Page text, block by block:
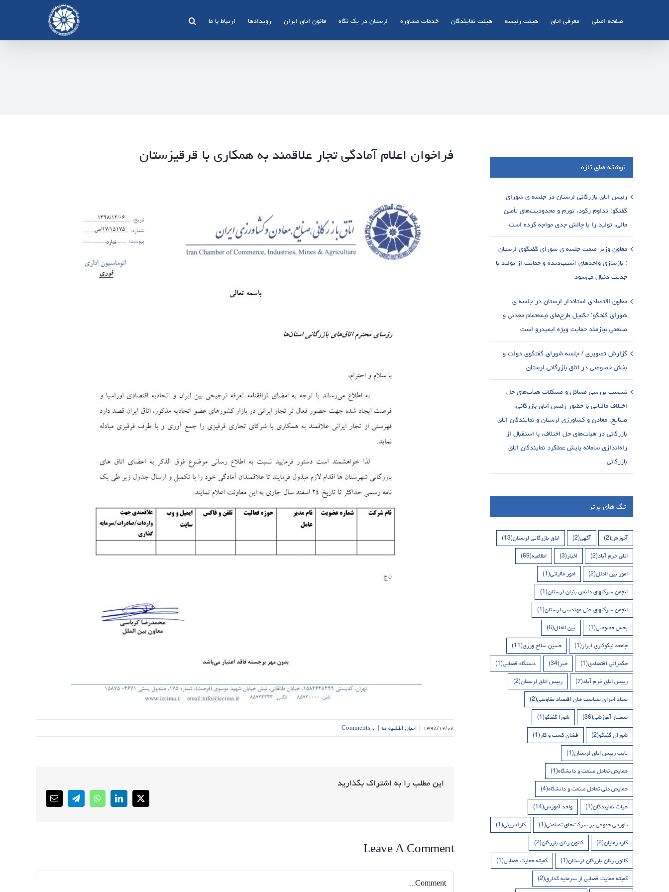
صفحه اصلی معرفی اتاق هیئت رئیسه هیئت نمایندگان خدمات مشاوره لرستان در یک نگاه قانون اتاق ایران رویدادها ارتباط با ما
فراخوان اعلام آمادگی تجار علاقمند به همکاری با قرقیزستان
۱۳۹۸/۱۲/۰۸ | اخبار,اطلاعیه ها | ۰ Comments
این مطلب را به اشتراک بگذارید
X
LinkedIn
WhatsApp
Telegram
Email
Leave A Comment
نوشته های تازه
رئیس اتاق بازرگانی لرستان در جلسه ی شورای
گفتگو: تداوم رکود، تورم و محدودیت‌های تأمین
مالی، تولید را با چالش جدی مواجه کرده است
معاون وزیر صمت جلسه ی شورای گفتگوی لرستان
: بازسازی واحدهای آسیب‌دیده و حمایت از تولید با
جدیت دنبال می‌شود
معاون اقتصادی استاندار لرستان در جلسه ی
شورای گفتگو: تکمیل طرح‌های نیمه‌تمام معدنی و
صنعتی نیازمند حمایت ویژه ایمیدرو است
گزارش تصویری / جلسه شورای گفتگوی دولت و
بخش خصوصی در اتاق بازرگانی لرستان
نشست بررسی مسائل و مشکلات هیأت‌های حل
اختلاف مالیاتی با حضور رئیس اتاق بازرگانی،
صنایع، معادن و کشاورزی لرستان و نمایندگان اتاق
بازرگانی در هیأت‌های حل اختلاف، با استقبال از
راه‌اندازی سامانه پایش عملکرد نمایندگان اتاق
بازرگانی
تگ های برتر
آموزش(2) آگهی(2) اتاق بازرگانی لرستان(13)
اتاق خرم آباد(2) اخبار(3) اطلاعیه(69)
امور بین الملل(2) امور مالیاتی(1)
انجمن شرکتهای دانش بنیان لرستان(1)
انجمن شرکتهای فنی مهندسی لرستان(1)
بخش خصوصی(1) بین الملل(6)
جامعه نیکوکاری ابرار(1) حسین سلاح ورزی(11)
حکمرانی اقتصادی(1) خبر(34) دستگاه قضایی(1)
رییس اتاق خرم آباد(7) رییس اتاق لرستان(2)
ستاد اجرای سیاست های اقتصاد مقاومتی(2)
سمینار آموزشی(36) شورا گفتگو(1)
شورای گفتگو(2) فضای کسب و کار(1)
نایب رییس اتاق لرستان(1)
همایش تعامل صنعت و دانشگاه(1)
همایش ملی تعامل صنعت و دانشگاه(4)
هیات نمایندگان(1) واحد آموزش(14)
پاورقی حقوقی بر شرکت‌های تضامنی(1) کارآفرینی(1)
کارفرمایان(2) کانون زنان بازرگان(2)
کانون زنان بازرگان لرستان(1) کمیته حمایت قضایی(1)
کمیته حمایت قضایی از سرمایه گذاری(2)